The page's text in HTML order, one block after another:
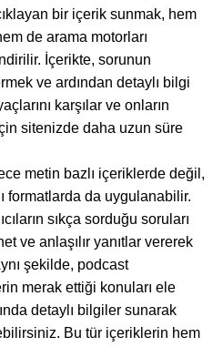
bir içerik sunmak, hem
de arama motorları
İçerikte, sorunun
ve ardından detaylı bilgi
karşılar ve onların
sitenizde daha uzun süre
metin bazlı içeriklerde değil,
formatlarda da uygulanabilir.
sıkça sorduğu soruları
ve anlaşılır yanıtlar vererek
şekilde, podcast
merak ettiği konuları ele
detaylı bilgiler sunarak
Bu tür içeriklerin hem